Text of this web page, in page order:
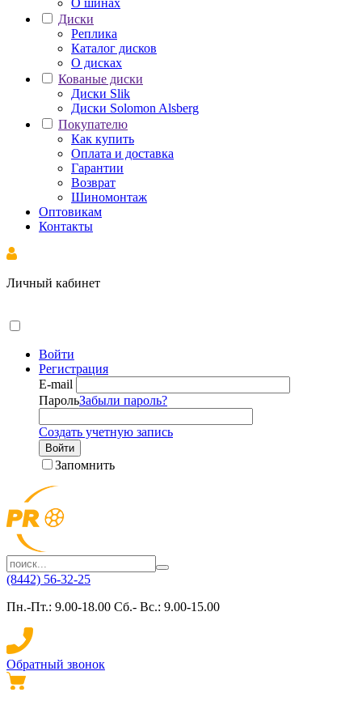
О шинах
Диски
Реплика
Каталог дисков
О дисках
Кованые диски
Диски Slik
Диски Solomon Alsberg
Покупателю
Как купить
Оплата и доставка
Гарантии
Возврат
Шиномонтаж
Оптовикам
Контакты
Личный кабинет
Войти
Регистрация
E-mail
ПарольЗабыли пароль?
Создать учетную запись
Войти
Запомнить
(8442) 56-32-25
Пн.-Пт.: 9.00-18.00 Сб.- Вс.: 9.00-15.00
Обратный звонок